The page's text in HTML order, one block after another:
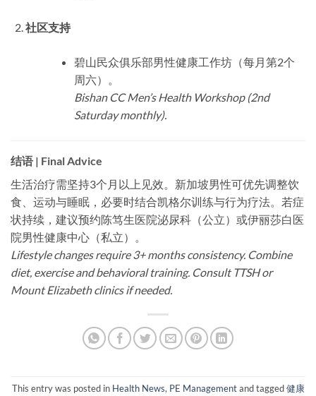
社区支持
碧山民众俱乐部男性健康工作坊（每月第2个
周六）。
Bishan CC Men’s Health Workshop (2nd
Saturday monthly).
结语 | Final Advice
生活治疗需坚持3个月以上见效。新加坡男性可优先调整饮
食、运动与睡眠，必要时结合凯格尔训练与行为疗法。若症
状持续，建议预约陈笃生医院泌尿科（公立）或伊丽莎白医
院男性健康中心（私立）。
Lifestyle changes require 3+ months consistency. Combine
diet, exercise and behavioral training. Consult TTSH or
Mount Elizabeth clinics if needed.
This entry was posted in Health News, PE Managementand tagged健康